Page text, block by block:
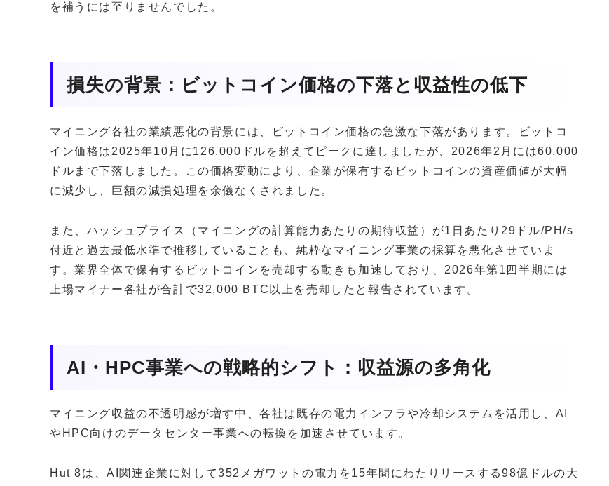
を補うには至りませんでした。
損失の背景：ビットコイン価格の下落と収益性の低下
マイニング各社の業績悪化の背景には、ビットコイン価格の急激な下落があります。ビットコ
イン価格は2025年10月に126,000ドルを超えてピークに達しましたが、2026年2月には60,000
ドルまで下落しました。この価格変動により、企業が保有するビットコインの資産価値が大幅
に減少し、巨額の減損処理を余儀なくされました。
また、ハッシュプライス（マイニングの計算能力あたりの期待収益）が1日あたり29ドル/PH/s
付近と過去最低水準で推移していることも、純粋なマイニング事業の採算を悪化させていま
す。業界全体で保有するビットコインを売却する動きも加速しており、2026年第1四半期には
上場マイナー各社が合計で32,000 BTC以上を売却したと報告されています。
AI・HPC事業への戦略的シフト：収益源の多角化
マイニング収益の不透明感が増す中、各社は既存の電力インフラや冷却システムを活用し、AI
やHPC向けのデータセンター事業への転換を加速させています。
Hut 8は、AI関連企業に対して352メガワットの電力を15年間にわたりリースする98億ドルの大